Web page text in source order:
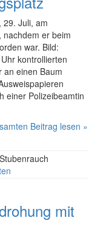
29. Juli, am
nachdem er beim
war. Bild:
kontrollierten
an einen Baum
einer Polizei­beamtin
Beitrag lesen »
mit